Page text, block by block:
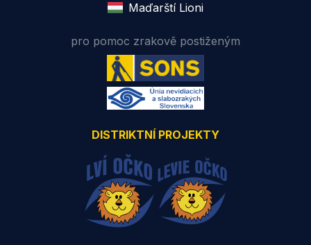
Maďarští Lioni
pro pomoc zrakově postiženým
DISTRIKTNÍ PROJEKTY